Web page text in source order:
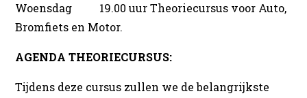
Woensdag 19.00 uur Theoriecursus voor Auto,
Bromfiets en Motor.
AGENDA THEORIECURSUS:
Tijdens deze cursus zullen we de belangrijkste